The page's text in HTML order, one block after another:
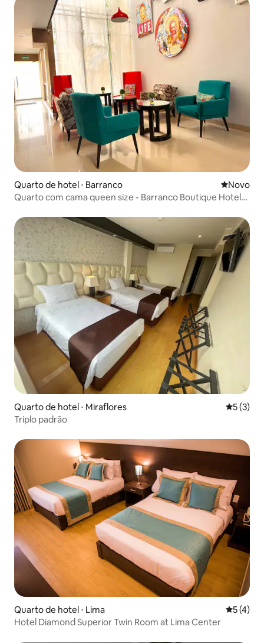
Quarto de hotel ⋅ Barranco Novo
Novo
Quarto com cama queen size - Barranco Boutique Hotel
Quarto de hotel ⋅ Miraflores 5 de
5 (3)
Triplo padrão
Quarto de hotel ⋅ Lima 5 de
5 (4)
Hotel Diamond Superior Twin Room at Lima Center